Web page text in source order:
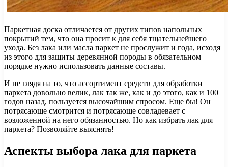
Паркетная доска отличается от других типов напольных
покрытий тем, что она просит к для себя тщательнейшего
ухода. Без лака или масла паркет не прослужит и года, исходя
из этого для защиты деревянной породы в обязательном
порядке нужно использовать данные составы.
И не глядя на то, что ассортимент средств для обработки
паркета довольно велик, лак так же, как и до этого, как и 100
годов назад, пользуется высочайшим спросом. Еще бы! Он
потрясающе смотрится и потрясающе совладевает с
возложенной на него обязанностью. Но как избрать лак для
паркета? Позволяйте выяснять!
Аспекты выбора лака для паркета